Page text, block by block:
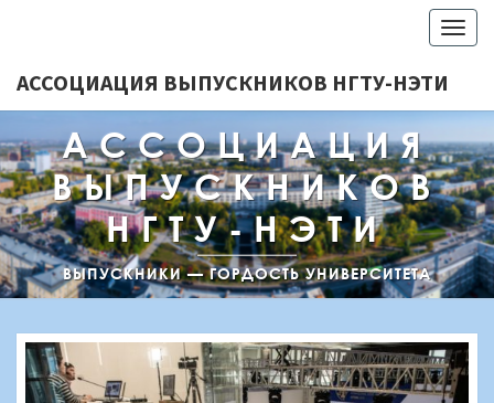
АССОЦИАЦИЯ ВЫПУСКНИКОВ НГТУ-НЭТИ
АССОЦИАЦИЯ
ВЫПУСКНИКОВ
НГТУ-НЭТИ
ВЫПУСКНИКИ — ГОРДОСТЬ УНИВЕРСИТЕТА